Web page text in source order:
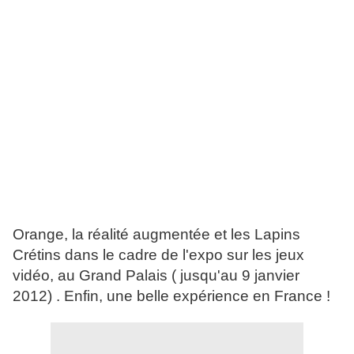
Orange, la réalité augmentée et les Lapins
Crétins dans le cadre de l'expo sur les jeux
vidéo, au Grand Palais ( jusqu'au 9 janvier
2012) . Enfin, une belle expérience en France !